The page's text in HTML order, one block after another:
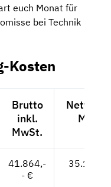
euch Monat für
bei Technik
Kosten
Brutto
inkl.
MwSt.
Netto
MwSt.
41.864,-
- €